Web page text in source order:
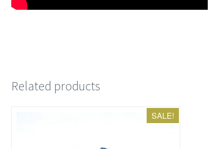
Related products
SALE!